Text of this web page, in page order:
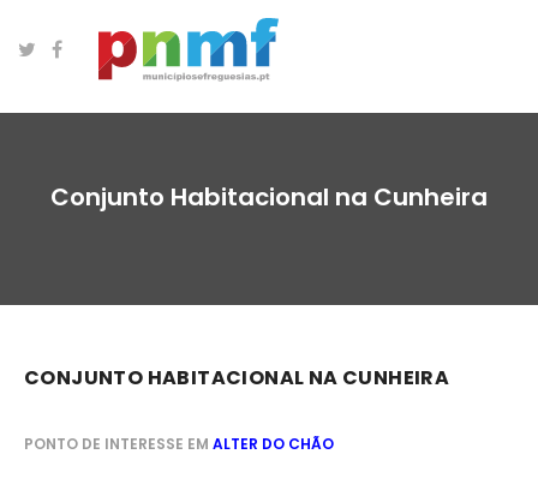
Conjunto Habitacional na Cunheira
CONJUNTO HABITACIONAL NA CUNHEIRA
PONTO DE INTERESSE EM ALTER DO CHÃO